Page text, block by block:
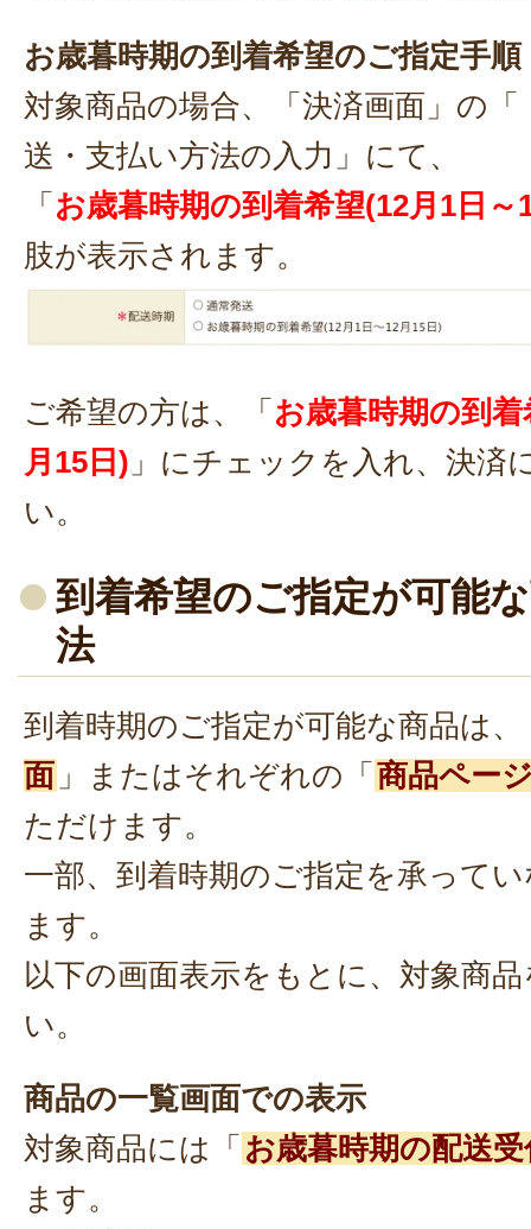
お歳暮時期の到着希望のご指定手順
対象商品の場合、「決済画面」の
送・支払い方法の入力」にて、
「 お歳暮時期の到着希望(12月1日～
肢が表示されます。
ご希望の方は、「 お歳暮時期の到
月15日) 」にチェックを入れ、決済
い。
到着希望のご指定が可能
法
到着時期のご指定が可能な商品は、
面 」またはそれぞれの「 商品ペー
ただけます。
一部、到着時期のご指定を承って
ます。
以下の画面表示をもとに、対象商
い。
商品の一覧画面での表示
対象商品には「 お歳暮時期の配送受
ます。